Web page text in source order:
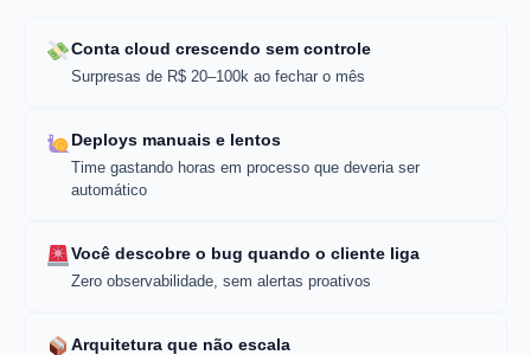
Conta cloud crescendo sem controle
Surpresas de R$ 20–100k ao fechar o mês
Deploys manuais e lentos
Time gastando horas em processo que deveria ser
automático
Você descobre o bug quando o cliente liga
Zero observabilidade, sem alertas proativos
Arquitetura que não escala